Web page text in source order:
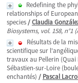
Redefining the
relationships of
species/Claudia
Biosystems, vol. 158, n°1
Résultats de la
scientifique sur
travaux au Pellerin (Quai
Sébastien-sur-Loire
enchantés) / Pascal